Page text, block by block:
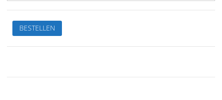
Een
harde
strijdVan:
Peter
BESTELLEN